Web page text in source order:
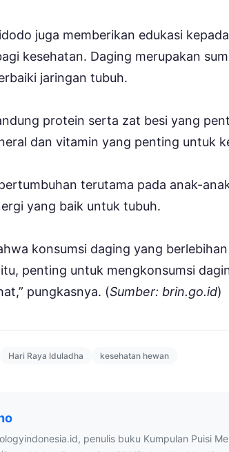
juga memberikan edukasi
kesehatan. Daging merupakan
jaringan tubuh.
protein serta zat besi yang
dan vitamin yang penting untuk
terutama pada anak-
yang baik untuk tubuh.
konsumsi daging yang
penting untuk mengkonsumsi
pungkasnya. (Sumber: brin.go.id)
Hari Raya Iduladha kesehatan hewan
penulis buku Kumpulan Puisi